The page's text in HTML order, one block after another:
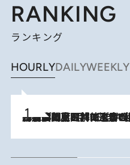
RANKING
ランキング
HOURLYDAILYWEEKLY
2026.8.8
「最後に見られてよかった」上野動物園の東園パンダ舎が解体前に特別公開。8月16日まで延長されたパネル展と共に辿る“半世紀”のパンダ飼育《解体工事の図面あり》